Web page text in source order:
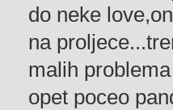
do neke
na
malih
opet poceo